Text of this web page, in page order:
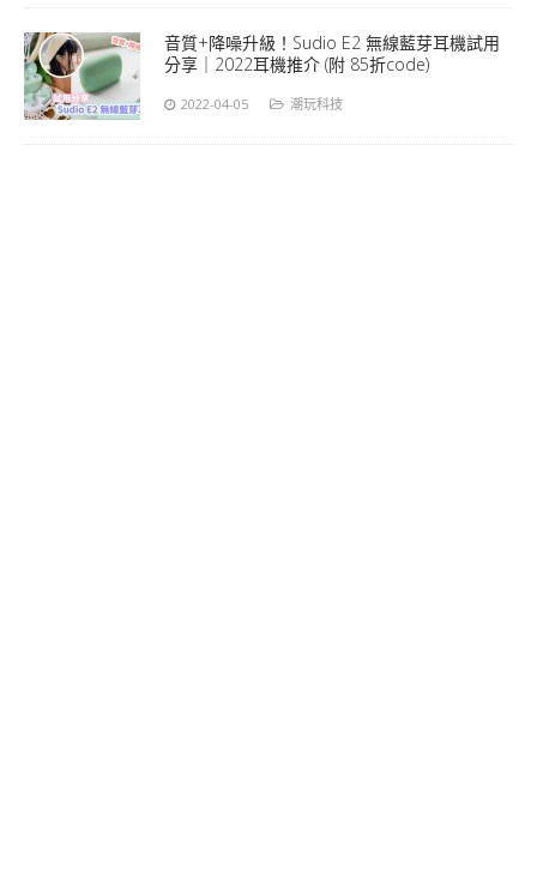
音質+降噪升級！Sudio E2 無線藍芽耳機試用
分享｜2022耳機推介 (附 85折code)
2022-04-05 潮玩科技